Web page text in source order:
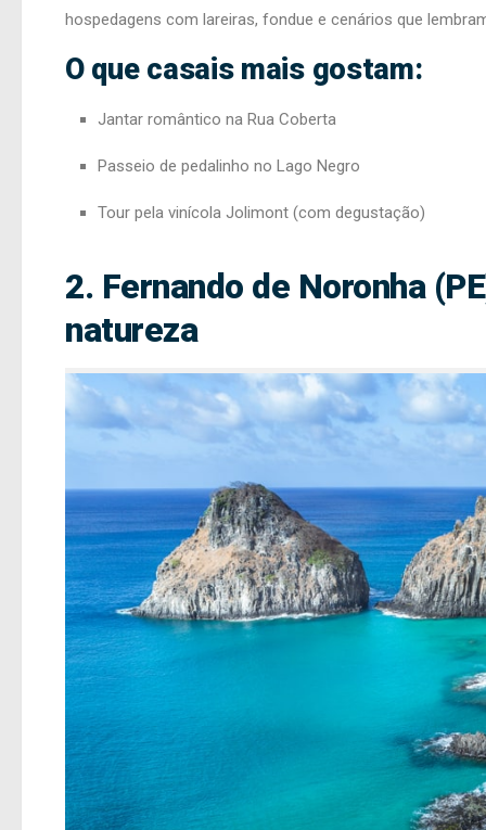
hospedagens com lareiras, fondue e cenários que
O que casais mais gostam:
Jantar romântico na Rua Coberta
Passeio de pedalinho no Lago Negro
Tour pela vinícola Jolimont (com degustação)
2. Fernando de Noronha
natureza